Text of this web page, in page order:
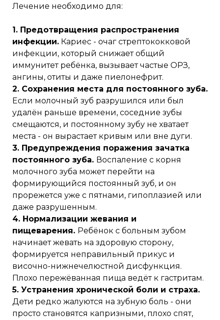
Лечение необходимо для:
1. Предотвращения распространения
инфекции. Кариес - очаг стрептококковой
инфекции, который снижает общий
иммунитет ребёнка, вызывает частые ОРЗ,
ангины, отиты и даже пиелонефрит.
2. Сохранения места для постоянного зуба.
Если молочный зуб разрушился или был
удалён раньше времени, соседние зубы
смещаются, и постоянному зубу не хватает
места - он вырастает кривым или вне дуги.
3. Предупреждения поражения зачатка
постоянного зуба. Воспаление с корня
молочного зуба может перейти на
формирующийся постоянный зуб, и он
прорежется уже с пятнами, гипоплазией или
даже разрушенным.
4. Нормализации жевания и
пищеварения. Ребёнок с больным зубом
начинает жевать на здоровую сторону,
формируется неправильный прикус и
височно-нижнечелюстной дисфункция.
Плохо пережёванная пища ведёт к гастритам.
5. Устранения хронической боли и страха.
Дети редко жалуются на зубную боль - они
просто становятся капризными, плохо спят,